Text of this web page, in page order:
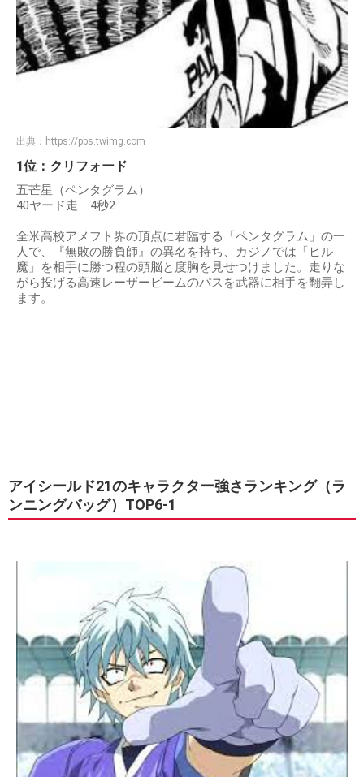
出典： https://pbs.twimg.com
1位：クリフォード
五芒星（ペンタグラム）
40ヤード走 4秒2
全米高校アメフト界の頂点に君臨する「ペンタグラム」の一
人で、『無敗の勝負師』の異名を持ち、カジノでは「ヒル
魔」を相手に勝つ程の頭脳と度胸を見せつけました。走りな
がら投げる高速レーザービームのパスを武器に相手を翻弄し
ます。
アイシールド21のキャラクター強さランキング（ラ
ンニングバッグ）TOP6-1